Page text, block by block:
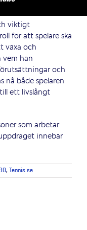
viktigt
för att spelare ska
växa och
vem han
och
nå både spelaren
ett livslångt
som arbetar
innebär
, Tennis.se